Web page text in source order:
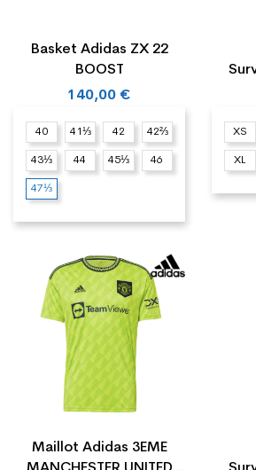
Basket Adidas ZX 22
BOOST
140,00 €
40 41⅓ 42 42⅔
43⅓ 44 45⅓ 46
47⅓
XS
XL
Maillot Adidas 3EME